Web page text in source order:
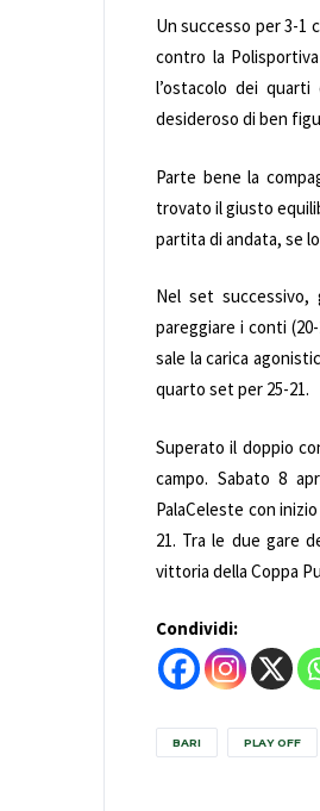
Un successo per 3-1
contro la
l’ostacolo dei
desideroso di ben
Parte bene la
trovato il giusto
partita di andata, se
Nel set successivo,
pareggiare i conti
sale la carica
quarto set per 25-21.
Superato il doppio
campo. Sabato 8
PalaCeleste con
21. Tra le due gare
vittoria della Coppa
Condividi:
BARI PLAY OFF